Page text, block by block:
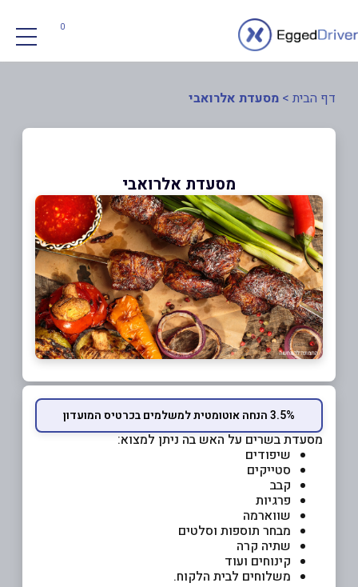
0
דף הבית > מסעדת אלרואבי
מסעדת אלרואבי
3.5% הנחה אוטומטית למשלמים בכרטיס המועדון
מסעדת בשרים על האש בה ניתן למצוא:
שיפודים
סטייקים
קבב
פרגיות
שווארמה
מבחר תוספות וסלטים
שתיה קרה
קינוחים ועוד
משלוחים לבית הלקוח.